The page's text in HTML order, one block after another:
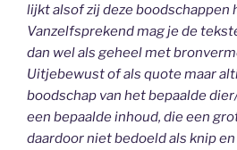
lijkt alsof zij deze boodschappen
Vanzelfsprekend mag je de
dan wel als geheelmet
Uitjebewustof als quote maar
boodschap van het bepaalde
een bepaalde inhoud, die een
daardoor niet bedoeld als knip